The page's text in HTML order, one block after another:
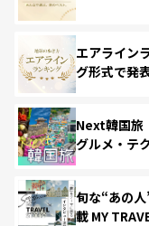
エアライン
グ形式で発
Next韓国旅
グルメ・テ
旬な“あの
載 MY